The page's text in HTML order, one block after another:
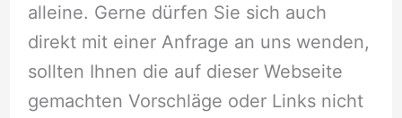
alleine. Gerne dürfen Sie sich auch
direkt mit einer Anfrage an uns wenden,
sollten Ihnen die auf dieser Webseite
gemachten Vorschläge oder Links nicht